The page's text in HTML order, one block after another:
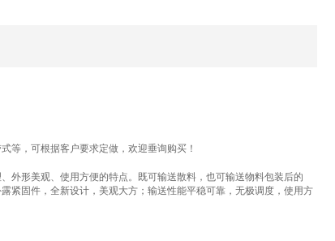
等，可根据客户要求定做，欢迎垂询购买！
外形美观、使用方便的特点。既可输送散料，也可输送物料包装后的
紧固件，全新设计，美观大方；输送性能平稳可靠，无极调度，使用方